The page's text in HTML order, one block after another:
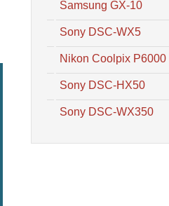
Samsung GX-10
Sony DSC-WX5
Nikon Coolpix P6000
Sony DSC-HX50
Sony DSC-WX350